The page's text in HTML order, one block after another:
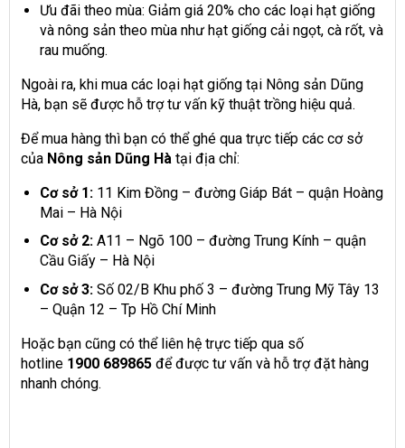
Ưu đãi theo mùa: Giảm giá 20% cho các loại hạt giống
và nông sản theo mùa như hạt giống cải ngọt, cà rốt, và
rau muống.
Ngoài ra, khi mua các loại hạt giống tại Nông sản Dũng
Hà, bạn sẽ được hỗ trợ tư vấn kỹ thuật trồng hiệu quả.
Để mua hàng thì bạn có thể ghé qua trực tiếp các cơ sở
của Nông sản Dũng Hà tại địa chỉ:
Cơ sở 1:11 Kim Đồng – đường Giáp Bát – quận Hoàng
Mai – Hà Nội
Cơ sở 2:A11 – Ngõ 100 – đường Trung Kính – quận
Cầu Giấy – Hà Nội
Cơ sở 3: Số 02/B Khu phố 3 – đường Trung Mỹ Tây 13
– Quận 12 – Tp Hồ Chí Minh
Hoặc bạn cũng có thể liên hệ trực tiếp qua số
hotline 1900 689865 để được tư vấn và hỗ trợ đặt hàng
nhanh chóng.